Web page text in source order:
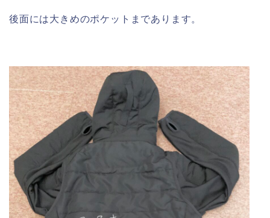
後面には大きめのポケットまであります。